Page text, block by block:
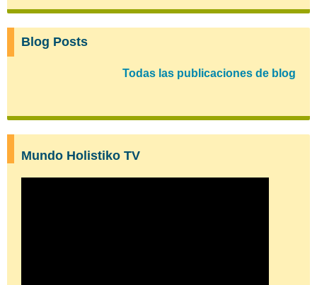
Blog Posts
Todas las publicaciones de blog
Mundo Holistiko TV